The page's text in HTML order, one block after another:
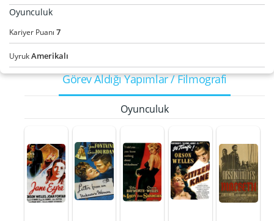
Oyunculuk
Kariyer Puanı 7
UyrukAmerikalı
Görev Aldığı Yapımlar / Filmografi
Oyunculuk